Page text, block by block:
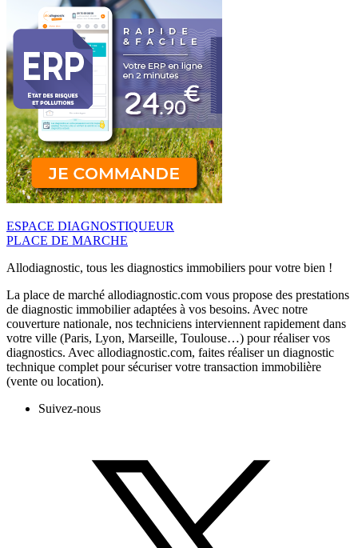
ESPACE DIAGNOSTIQUEUR
PLACE DE MARCHE
Allodiagnostic, tous les diagnostics immobiliers pour votre bien !
La place de marché allodiagnostic.com vous propose des prestations
de diagnostic immobilier adaptées à vos besoins. Avec notre
couverture nationale, nos techniciens interviennent rapidement dans
votre ville (Paris, Lyon, Marseille, Toulouse…) pour réaliser vos
diagnostics. Avec allodiagnostic.com, faites réaliser un diagnostic
technique complet pour sécuriser votre transaction immobilière
(vente ou location).
Suivez-nous